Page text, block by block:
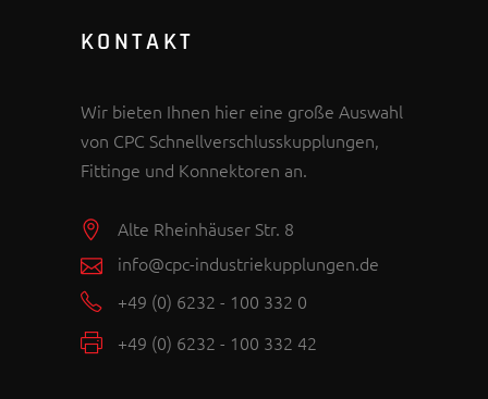
KONTAKT
Wir bieten Ihnen hier eine große Auswahl
von CPC Schnellverschlusskupplungen,
Fittinge und Konnektoren an.
Alte Rheinhäuser Str. 8
info@cpc-industriekupplungen.de
+49 (0) 6232 - 100 332 0
+49 (0) 6232 - 100 332 42